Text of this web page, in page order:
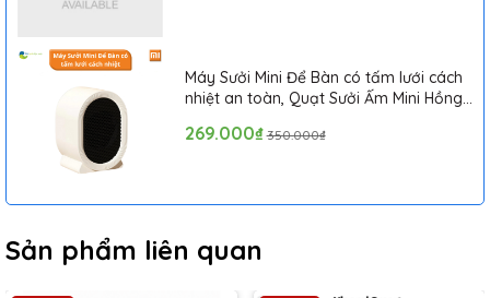
Máy Sưởi Mini Để Bàn có tấm lưới cách
nhiệt an toàn, Quạt Sưởi Ấm Mini Hồng
269.000₫ 350.000₫
Sản phẩm liên quan